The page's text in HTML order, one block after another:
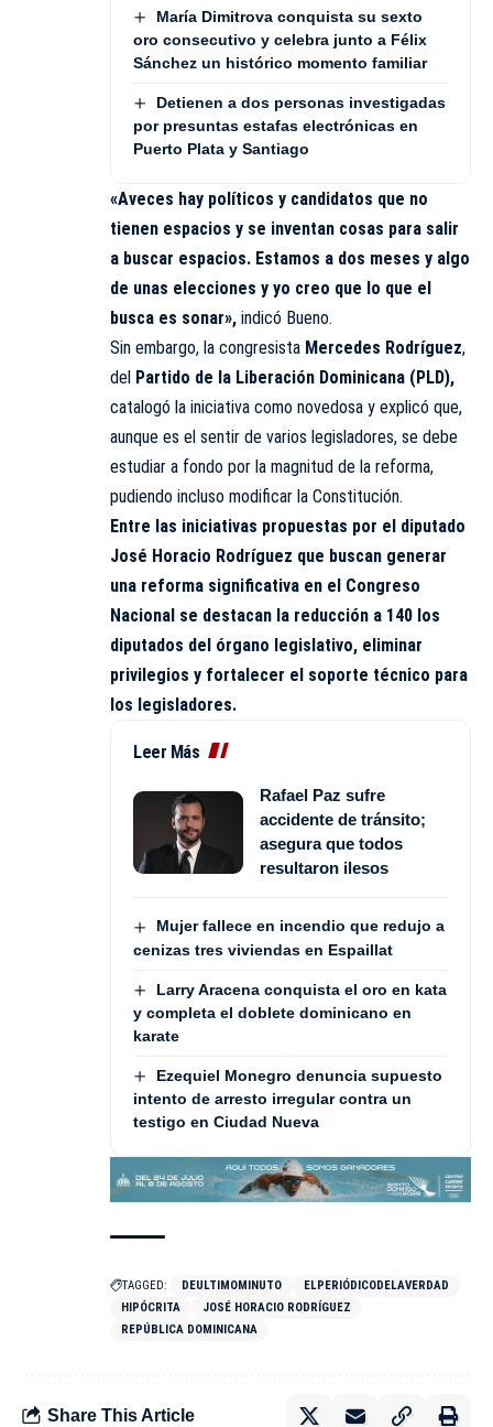
María Dimitrova conquista su sexto
oro consecutivo y celebra junto a Félix
Sánchez un histórico momento familiar
Detienen a dos personas investigadas
por presuntas estafas electrónicas en
Puerto Plata y Santiago
«Aveces hay políticos y candidatos que no
tienen espacios y se inventan cosas para salir
a buscar espacios. Estamos a dos meses y algo
de unas elecciones y yo creo que lo que el
busca es sonar», indicó Bueno.
Sin embargo, la congresista Mercedes Rodríguez,
del Partido de la Liberación Dominicana (PLD),
catalogó la iniciativa como novedosa y explicó que,
aunque es el sentir de varios legisladores, se debe
estudiar a fondo por la magnitud de la reforma,
pudiendo incluso modificar la Constitución.
Entre las iniciativas propuestas por el diputado
José Horacio Rodríguez que buscan generar
una reforma significativa en el Congreso
Nacional se destacan la reducción a 140 los
diputados del órgano legislativo, eliminar
privilegios y fortalecer el soporte técnico para
los legisladores.
Leer Más
Rafael Paz sufre
accidente de tránsito;
asegura que todos
resultaron ilesos
Mujer fallece en incendio que redujo a
cenizas tres viviendas en Espaillat
Larry Aracena conquista el oro en kata
y completa el doblete dominicano en
karate
Ezequiel Monegro denuncia supuesto
intento de arresto irregular contra un
testigo en Ciudad Nueva
TAGGED: DEULTIMOMINUTO
ELPERIÓDICODELAVERDAD
HIPÓCRITA
JOSÉ HORACIO RODRÍGUEZ
REPÚBLICA DOMINICANA
Share This Article